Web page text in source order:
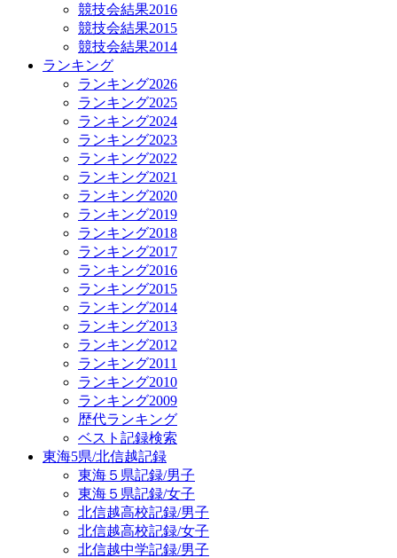
競技会結果2016
競技会結果2015
競技会結果2014
ランキング
ランキング2026
ランキング2025
ランキング2024
ランキング2023
ランキング2022
ランキング2021
ランキング2020
ランキング2019
ランキング2018
ランキング2017
ランキング2016
ランキング2015
ランキング2014
ランキング2013
ランキング2012
ランキング2011
ランキング2010
ランキング2009
歴代ランキング
ベスト記録検索
東海5県/北信越記録
東海５県記録/男子
東海５県記録/女子
北信越高校記録/男子
北信越高校記録/女子
北信越中学記録/男子